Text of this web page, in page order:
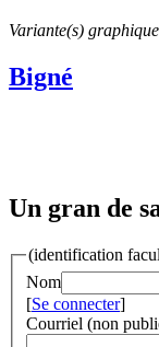
Variante(s)
Bigné
Un gran de
(identification
Nom
[Se connecter]
Courriel (non